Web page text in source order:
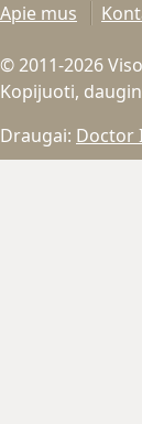
Apie mus
© 2011-2026
Kopijuoti,
Draugai: Doctor